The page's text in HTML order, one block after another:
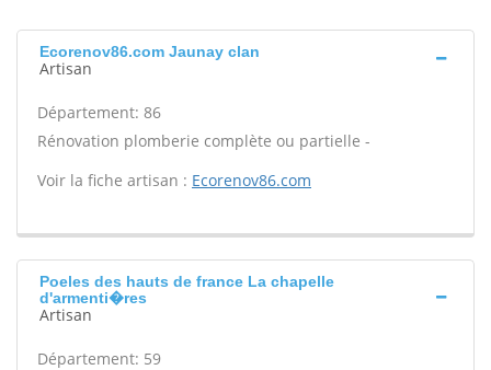
Ecorenov86.com Jaunay clan
Artisan
Département: 86
Rénovation plomberie complète ou partielle -
Voir la fiche artisan : Ecorenov86.com
Poeles des hauts de france La chapelle
d'armenti�res
Artisan
Département: 59